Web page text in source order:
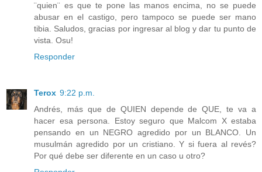
¨quien¨ es que te pone las manos encima, no se puede
abusar en el castigo, pero tampoco se puede ser mano
tibia. Saludos, gracias por ingresar al blog y dar tu punto de
vista. Osu!
Responder
Terox 9:22 p.m.
Andrés, más que de QUIEN depende de QUE, te va a
hacer esa persona. Estoy seguro que Malcom X estaba
pensando en un NEGRO agredido por un BLANCO. Un
musulmán agredido por un cristiano. Y si fuera al revés?
Por qué debe ser diferente en un caso u otro?